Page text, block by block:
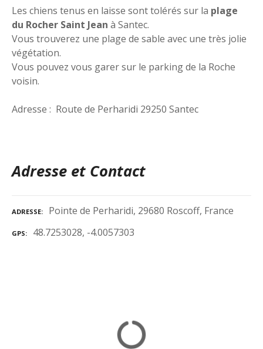
Les chiens tenus en laisse sont tolérés sur la plage
du Rocher Saint Jean à Santec.
Vous trouverez une plage de sable avec une très jolie
végétation.
Vous pouvez vous garer sur le parking de la Roche
voisin.
Adresse : Route de Perharidi 29250 Santec
Adresse et Contact
ADRESSE Pointe de Perharidi, 29680 Roscoff, France
GPS 48.7253028, -4.0057303